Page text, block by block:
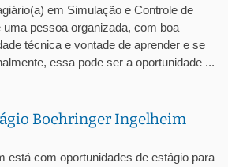
em Simulação e Controle de
pessoa organizada, com boa
técnica e vontade de aprender e se
essa pode ser a oportunidade ...
Boehringer Ingelheim
está com oportunidades de estágio para